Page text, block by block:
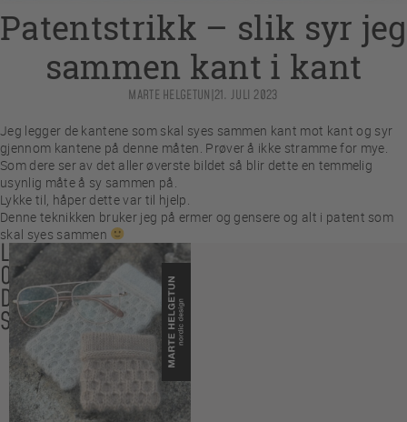
Patentstrikk – slik syr jeg
sammen kant i kant
MARTE HELGETUN|21. JULI 2023
Jeg legger de kantene som skal syes sammen kant mot kant og syr
gjennom kantene på denne måten. Prøver å ikke stramme for mye.
Som dere ser av det aller øverste bildet så blir dette en temmelig
usynlig måte å sy sammen på.
Lykke til, håper dette var til hjelp.
Denne teknikken bruker jeg på ermer og gensere og alt i patent som
skal syes sammen
LES
OGSÅ
DISSE
SAKENE